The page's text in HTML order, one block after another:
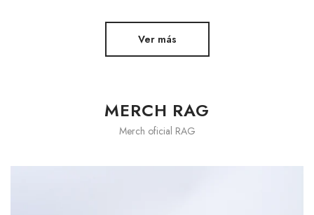
Ver más
MERCH RAG
Merch oficial RAG